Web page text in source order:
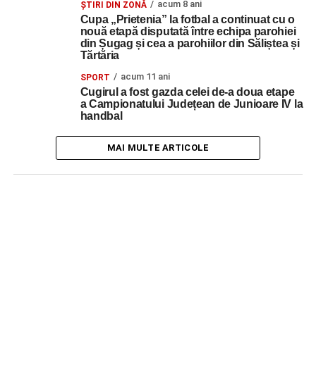
ŞTIRI DIN ZONĂ acum 8 ani
Cupa „Prietenia” la fotbal a continuat cu o
nouă etapă disputată între echipa parohiei
din Șugag și cea a parohiilor din Săliștea și
Tărtăria
SPORT acum 11 ani
Cugirul a fost gazda celei de-a doua etape
a Campionatului Județean de Junioare IV la
handbal
MAI MULTE ARTICOLE